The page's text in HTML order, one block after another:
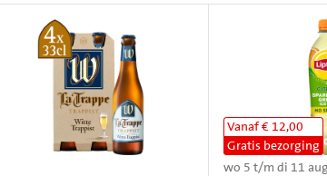
Vanaf € 12,00
Gratis bezorging
wo 5 t/m di 11 aug